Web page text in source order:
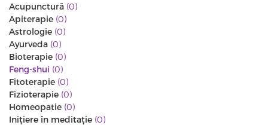
Acupunctură (0)
Apiterapie (0)
Astrologie (0)
Ayurveda (0)
Bioterapie (0)
Feng-shui (0)
Fitoterapie (0)
Fizioterapie (0)
Homeopatie (0)
Iniţiere în meditaţie (0)